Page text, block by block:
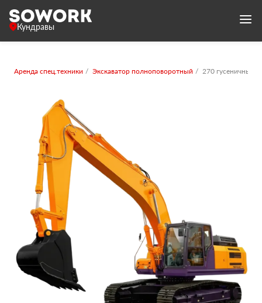
Кундравы
Аренда спец.техники Экскаватор полноповоротный 270 гусеничный